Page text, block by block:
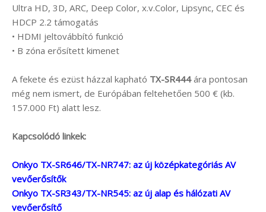
Ultra HD, 3D, ARC, Deep Color, x.v.Color, Lipsync, CEC és
HDCP 2.2 támogatás
• HDMI jeltovábbító funkció
• B zóna erősített kimenet
A fekete és ezüst házzal kapható TX-SR444ára pontosan
még nem ismert, de Európában feltehetően 500 € (kb.
157.000 Ft) alatt lesz.
Kapcsolódó linkek:
Onkyo TX-SR646/TX-NR747: az új középkategóriás AV
vevőerősítők
Onkyo TX-SR343/TX-NR545: az új alap és hálózati AV
vevőerősítő